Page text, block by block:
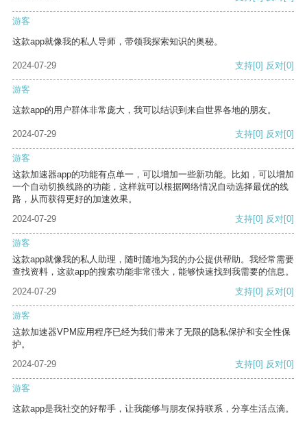
游客
这款app就像我的私人导师，带领我探索知识的奥秘。
2024-07-29 支持[0] 反对[0]
游客
这款app的用户群体非常庞大，我可以结识到来自世界各地的朋友。
2024-07-29 支持[0] 反对[0]
游客
这款加速器app的功能有点单一，可以增加一些新功能。比如，可以增加
一个自动切换线路的功能，这样就可以根据网络情况自动选择最优的线
路，从而获得更好的加速效果。
2024-07-29
支持[0] 反对[0]
游客
这款app就像我的私人助理，随时随地为我的办公提供帮助。我经常需要
查找资料，这款app的搜索功能非常强大，能够快速找到我需要的信息。
2024-07-29
支持[0] 反对[0]
游客
这款加速器VPM应用程序已经为我们带来了无限的隐私保护和安全性保
护。
2024-07-29
支持[0] 反对[0]
游客
这款app是我社交的好帮手，让我能够与朋友保持联系，分享生活点滴。